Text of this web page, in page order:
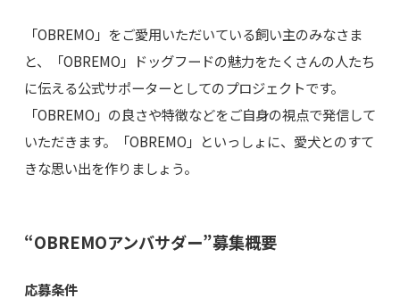
「OBREMO」をご愛用いただいている飼い主のみなさま
と、「OBREMO」ドッグフードの魅力をたくさんの人たち
に伝える公式サポーターとしてのプロジェクトです。
「OBREMO」の良さや特徴などをご自身の視点で発信して
いただきます。「OBREMO」といっしょに、愛犬とのすて
きな思い出を作りましょう。
“OBREMOアンバサダー”募集概要
応募条件